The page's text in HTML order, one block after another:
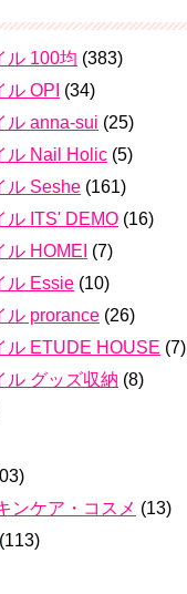
ル 100均 (383)
OPI (34)
ル anna-sui (25)
ル Nail Holic (5)
ル Seshe (161)
ル ITS' DEMO (16)
HOMEI (7)
ル Essie (10)
ル prorance (26)
ル ETUDE HOUSE (7)
ル グッズ収納 (8)
ンケア・コスメ (13)
(113)